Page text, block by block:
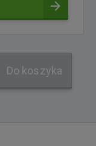
Do koszyka